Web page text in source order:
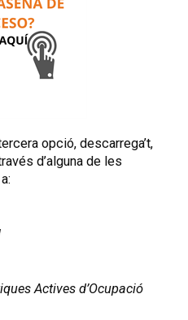
opció, descarrega’t,
d’alguna de les
Actives d’Ocupació